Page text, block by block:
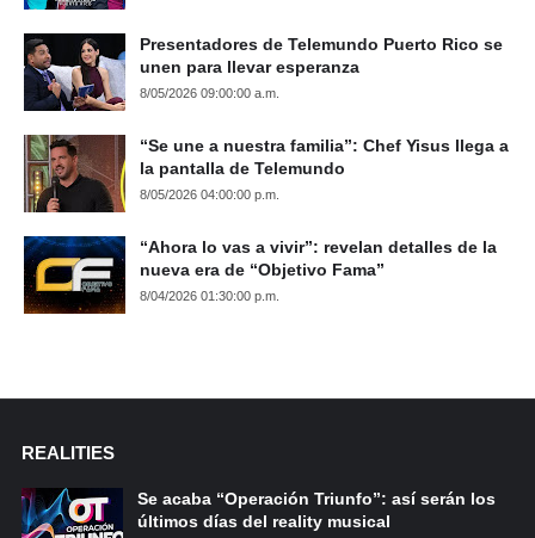
Presentadores de Telemundo Puerto Rico se
unen para llevar esperanza
8/05/2026 09:00:00 a.m.
“Se une a nuestra familia”: Chef Yisus llega a
la pantalla de Telemundo
8/05/2026 04:00:00 p.m.
“Ahora lo vas a vivir”: revelan detalles de la
nueva era de “Objetivo Fama”
8/04/2026 01:30:00 p.m.
REALITIES
Se acaba “Operación Triunfo”: así serán los
últimos días del reality musical